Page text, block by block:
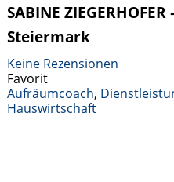
SABINE
Steiermark
Keine Rezensionen
Favorit
Aufräumcoach,
Hauswirtschaft